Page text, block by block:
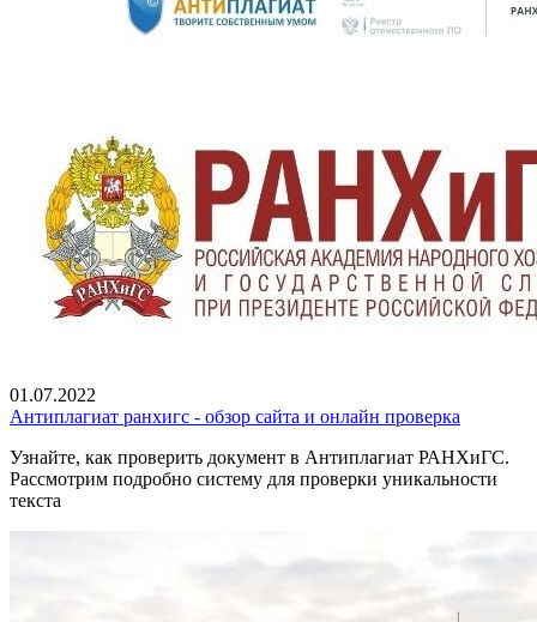
01.07.2022
Антиплагиат ранхигс - обзор сайта и онлайн проверка
Узнайте, как проверить документ в Антиплагиат РАНХиГС.
Рассмотрим подробно систему для проверки уникальности
текста